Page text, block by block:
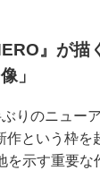
』が描
」
りのニュー
作という枠を
を示す重要な